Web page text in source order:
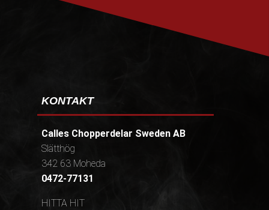
KONTAKT
Calles Chopperdelar Sweden AB
Slätthög
342 63 Moheda
0472-77131
HITTA HIT